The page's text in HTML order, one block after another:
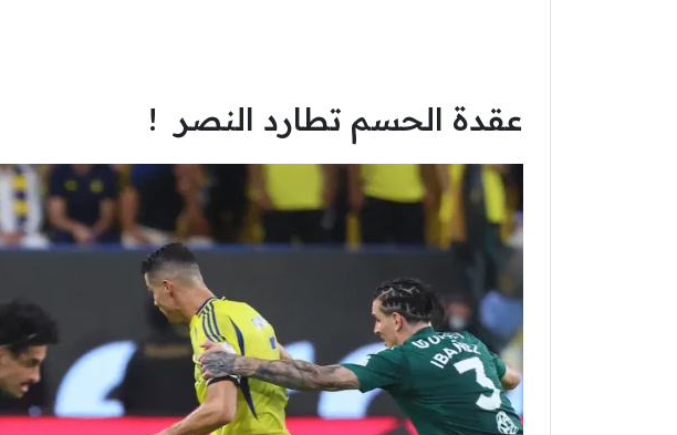
عقدة الحسم تطارد النصر !